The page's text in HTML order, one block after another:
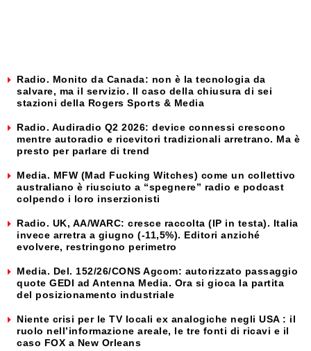
Radio. Monito da Canada: non è la tecnologia da
salvare, ma il servizio. Il caso della chiusura di sei
stazioni della Rogers Sports & Media
Radio. Audiradio Q2 2026: device connessi crescono
mentre autoradio e ricevitori tradizionali arretrano. Ma è
presto per parlare di trend
Media. MFW (Mad Fucking Witches) come un collettivo
australiano è riusciuto a “spegnere” radio e podcast
colpendo i loro inserzionisti
Radio. UK, AA/WARC: cresce raccolta (IP in testa). Italia
invece arretra a giugno (-11,5%). Editori anziché
evolvere, restringono perimetro
Media. Del. 152/26/CONS Agcom: autorizzato passaggio
quote GEDI ad Antenna Media. Ora si gioca la partita
del posizionamento industriale
Niente crisi per le TV locali ex analogiche negli USA : il
ruolo nell’informazione areale, le tre fonti di ricavi e il
caso FOX a New Orleans